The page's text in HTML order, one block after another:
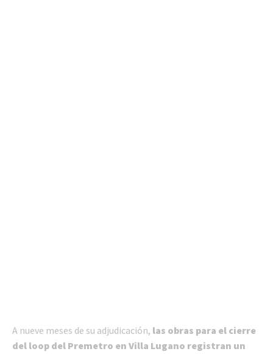
A nueve meses de su adjudicación, las obras para el cierre
del loop del Premetro en Villa Lugano registran un